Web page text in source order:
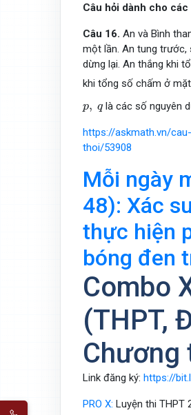
Câu hỏi dành cho
Câu 16. An và Bình
một lần. An tung trước,
dừng lại. An thắng khi
khi tổng số chấm ở
p, q
p, qlà các số nguyên
https://askmath.vn/
thoi/53908
Mỗi ngày
48): Xác
thực hiện
bóng đen
Combo
(THPT,
Chương
Link đăng ký: https://
PRO X: Luyện thi THPT